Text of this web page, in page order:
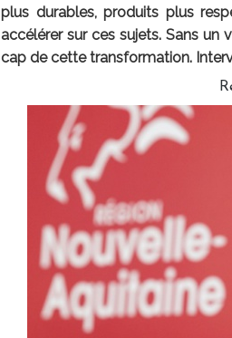
plus durables, produits plus
accélérer sur ces sujets. Sans un
cap de cette transformation.